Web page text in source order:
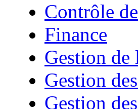
Contrôle
Finance
Gestion
Gestion
Gestion